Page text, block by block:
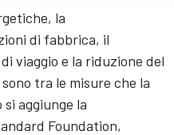
la
di fabbrica, il
viaggio e la riduzione del
tra le misure che la
aggiunge la
Foundation,